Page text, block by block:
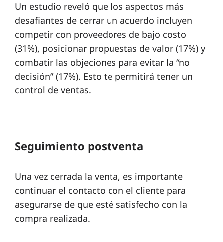
Un estudio reveló que los aspectos más
desafiantes de cerrar un acuerdo incluyen
competir con proveedores de bajo costo
(31%), posicionar propuestas de valor (17%) y
combatir las objeciones para evitar la “no
decisión” (17%). Esto te permitirá tener un
control de ventas.
Seguimiento postventa
Una vez cerrada la venta, es importante
continuar el contacto con el cliente para
asegurarse de que esté satisfecho con la
compra realizada.